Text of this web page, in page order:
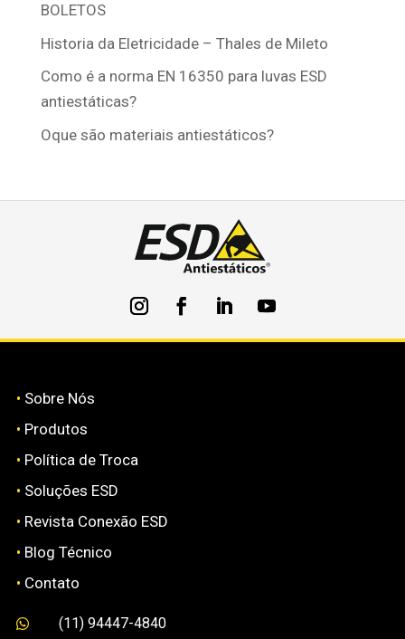
BOLETOS
Historia da Eletricidade – Thales de Mileto
Como é a norma EN 16350 para luvas ESD
antiestáticas?
Oque são materiais antiestáticos?
• Sobre Nós
• Produtos
• Política de Troca
• Soluções ESD
• Revista Conexão ESD
• Blog Técnico
• Contato
 (11) 94447-4840